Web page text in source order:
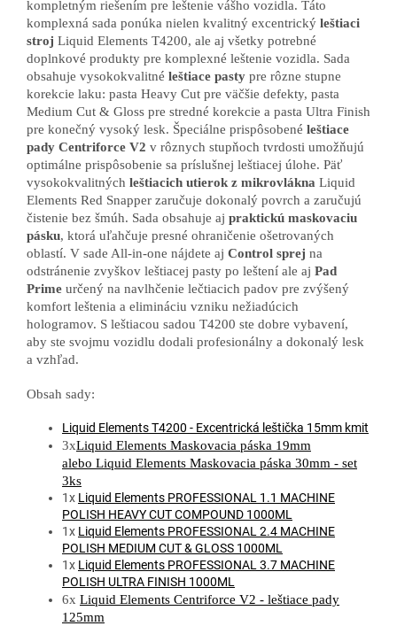
kompletným riešením pre leštenie vášho vozidla. Táto
komplexná sada ponúka nielen kvalitný excentrický leštiaci
stroj Liquid Elements T4200, ale aj všetky potrebné
doplnkové produkty pre komplexné leštenie vozidla. Sada
obsahuje vysokokvalitné leštiace pasty pre rôzne stupne
korekcie laku: pasta Heavy Cut pre väčšie defekty, pasta
Medium Cut & Gloss pre stredné korekcie a pasta Ultra Finish
pre konečný vysoký lesk. Špeciálne prispôsobené leštiace
pady Centriforce V2 v rôznych stupňoch tvrdosti umožňujú
optimálne prispôsobenie sa príslušnej leštiacej úlohe. Päť
vysokokvalitných leštiacich utierok z mikrovlákna Liquid
Elements Red Snapper zaručuje dokonalý povrch a zaručujú
čistenie bez šmúh. Sada obsahuje aj praktickú maskovaciu
pásku, ktorá uľahčuje presné ohraničenie ošetrovaných
oblastí. V sade All-in-one nájdete aj Control sprej na
odstránenie zvyškov leštiacej pasty po leštení ale aj Pad
Prime určený na navlhčenie lečtiacich padov pre zvýšený
komfort leštenia a elimináciu vzniku nežiadúcich
hologramov. S leštiacou sadou T4200 ste dobre vybavení,
aby ste svojmu vozidlu dodali profesionálny a dokonalý lesk
a vzhľad.
Obsah sady:
Liquid Elements T4200 - Excentrická leštička 15mm kmit
3xLiquid Elements Maskovacia páska 19mm
alebo Liquid Elements Maskovacia páska 30mm - set
3ks
1x Liquid Elements PROFESSIONAL 1.1 MACHINE
POLISH HEAVY CUT COMPOUND 1000ML
1x Liquid Elements PROFESSIONAL 2.4 MACHINE
POLISH MEDIUM CUT & GLOSS 1000ML
1x Liquid Elements PROFESSIONAL 3.7 MACHINE
POLISH ULTRA FINISH 1000ML
6x Liquid Elements Centriforce V2 - leštiace pady
125mm